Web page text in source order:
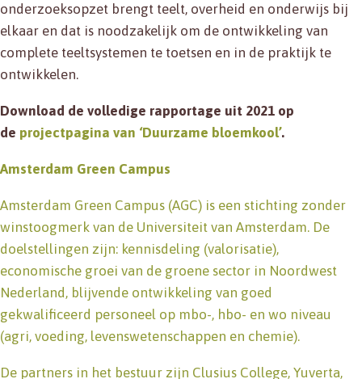
onderzoeksopzet brengt teelt, overheid en onderwijs bij
elkaar en dat is noodzakelijk om de ontwikkeling van
complete teeltsystemen te toetsen en in de praktijk te
ontwikkelen.
Download de volledige rapportage uit 2021 op
de projectpagina van ‘Duurzame bloemkool’.
Amsterdam Green Campus
Amsterdam Green Campus (AGC) is een stichting zonder
winstoogmerk van de Universiteit van Amsterdam. De
doelstellingen zijn: kennisdeling (valorisatie),
economische groei van de groene sector in Noordwest
Nederland, blijvende ontwikkeling van goed
gekwalificeerd personeel op mbo-, hbo- en wo niveau
(agri, voeding, levenswetenschappen en chemie).
De partners in het bestuur zijn Clusius College, Yuverta,